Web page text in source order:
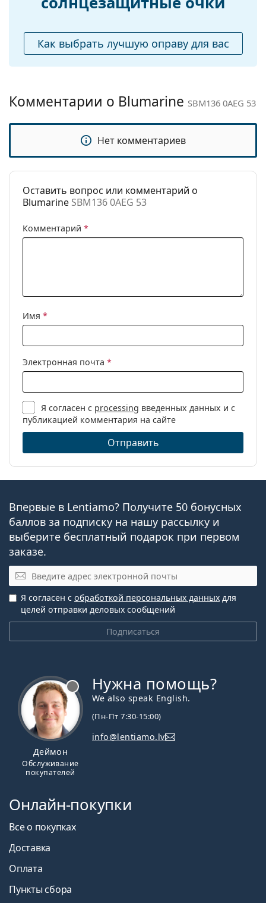
Изучите ассортиментсолнцезащитных очков,
брендов.
Аксессуары
Да
Пол:
Женские
Blumarine
Использование:
Модные
Как выбрать лучшую оправу для вас
Комментарии о Blumarine SBM136 0AEG 53
Нет комментариев
Оставить вопрос или комментарий о
Blumarine SBM136 0AEG 53
Комментарий *
Имя *
Электронная почта *
Я согласен с processing введенных данных и с
публикацией комментария на сайте
Отправить
Впервые в Lentiamo? Получите 50 бонусных
баллов за подписку на нашу рассылку и
выберите бесплатный подарок при первом
заказе.
Эл. почта
Подписаться
Я согласен с обработкой персональных данных для
целей отправки деловых сообщений
Деймон
Обслуживание
покупателей
Нужна помощь?
We also speak English.
(Пн-Пт 7:30-15:00)
info@lentiamo.lv
Онлайн-покупки
Все о покупках
Доставка
Оплата
Пункты сбора